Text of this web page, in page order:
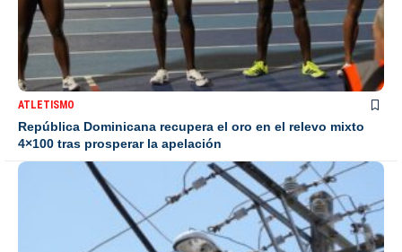
ATLETISMO
República Dominicana recupera el oro en el relevo mixto
4×100 tras prosperar la apelación